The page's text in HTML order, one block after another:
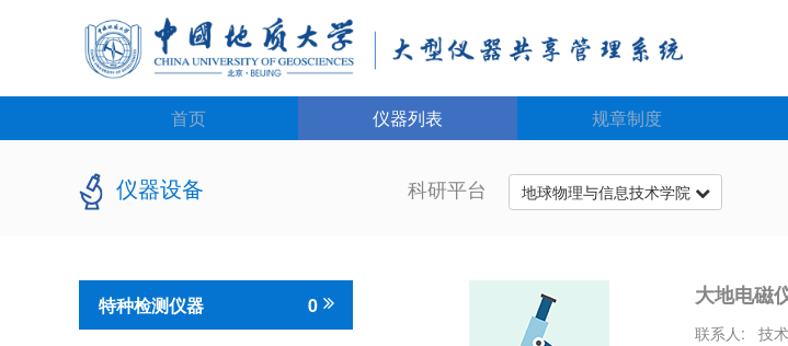
首页 仪器列表 规章制度
仪器设备 科研平台 地球物理与信息技术学院
特种检测仪器 0 大地电磁
联系人: 技